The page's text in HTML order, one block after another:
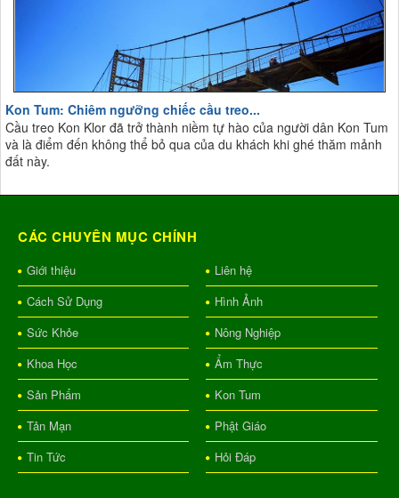
Kon Tum: Chiêm ngưỡng chiếc cầu treo...
Cầu treo Kon Klor đã trở thành niềm tự hào của người dân Kon Tum
và là điểm đến không thể bỏ qua của du khách khi ghé thăm mảnh
đất này.
CÁC CHUYÊN MỤC CHÍNH
Giới thiệu
Liên hệ
Cách Sử Dụng
Hình Ảnh
Sức Khỏe
Nông Nghiệp
Khoa Học
Ẩm Thực
Sản Phẩm
Kon Tum
Tản Mạn
Phật Giáo
Tin Tức
Hỏi Đáp